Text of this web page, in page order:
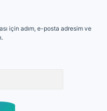
için adım, e-posta adresim ve